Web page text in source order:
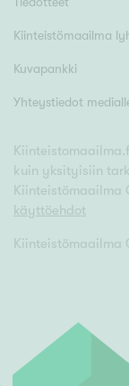
Ominaisuudet
Hissi
Maalämpö
Oma ranta
Oma sauna
Parveke
Kiinteistömaailma
Kuvapankki
Yhteystiedot
kuin yksityisiin
Kiinteistömaailma
käyttöehdot
Kiinteistömaailma